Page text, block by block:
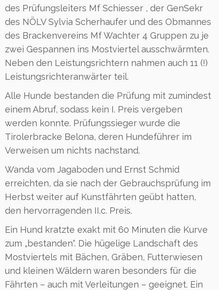
des Prüfungsleiters Mf Schiesser , der GenSekr
des NÖLV Sylvia Scherhaufer und des Obmannes
des Brackenvereins Mf Wachter 4 Gruppen zu je
zwei Gespannen ins Mostviertel ausschwärmten.
Neben den Leistungsrichtern nahmen auch 11 (!)
Leistungsrichteranwärter teil.
Alle Hunde bestanden die Prüfung mit zumindest
einem Abruf, sodass kein I. Preis vergeben
werden konnte. Prüfungssieger wurde die
Tirolerbracke Belona, deren Hundeführer im
Verweisen um nichts nachstand.
Wanda vom Jagaboden und Ernst Schmid
erreichten, da sie nach der Gebrauchsprüfung im
Herbst weiter auf Kunstfährten geübt hatten,
den hervorragenden II.c. Preis.
Ein Hund kratzte exakt mit 60 Minuten die Kurve
zum „bestanden“. Die hügelige Landschaft des
Mostviertels mit Bächen, Gräben, Futterwiesen
und kleinen Wäldern waren besonders für die
Fährten – auch mit Verleitungen – geeignet. Ein